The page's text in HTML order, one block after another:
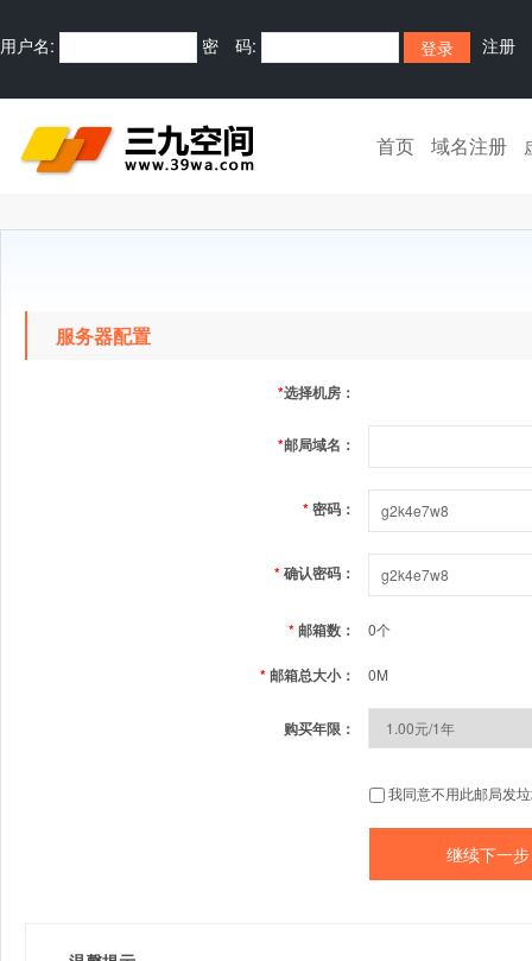
用户名: 密 码: 注册
首页 域名注册
服务器配置
*选择机房：
*邮局域名：
*密码：
*确认密码：
*邮箱数： 0个
*邮箱总大小： 0M
购买年限：
我同意不用此邮局发